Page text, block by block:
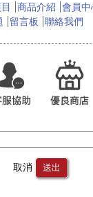
商品介紹 會員中
留言板 聯絡我們
取消 送出